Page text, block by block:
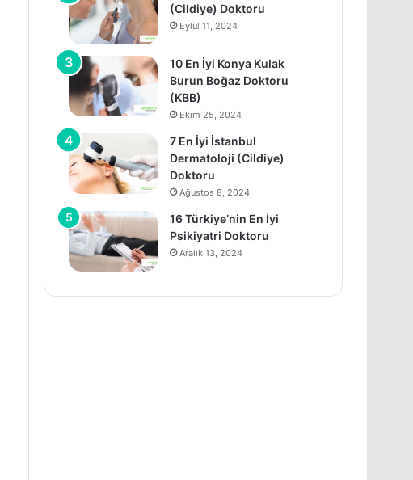
(Cildiye) Doktoru
Eylül 11, 2024
10 En İyi Konya Kulak
Burun Boğaz Doktoru
(KBB)
Ekim 25, 2024
7 En İyi İstanbul
Dermatoloji (Cildiye)
Doktoru
Ağustos 8, 2024
16 Türkiye’nin En İyi
Psikiyatri Doktoru
Aralık 13, 2024